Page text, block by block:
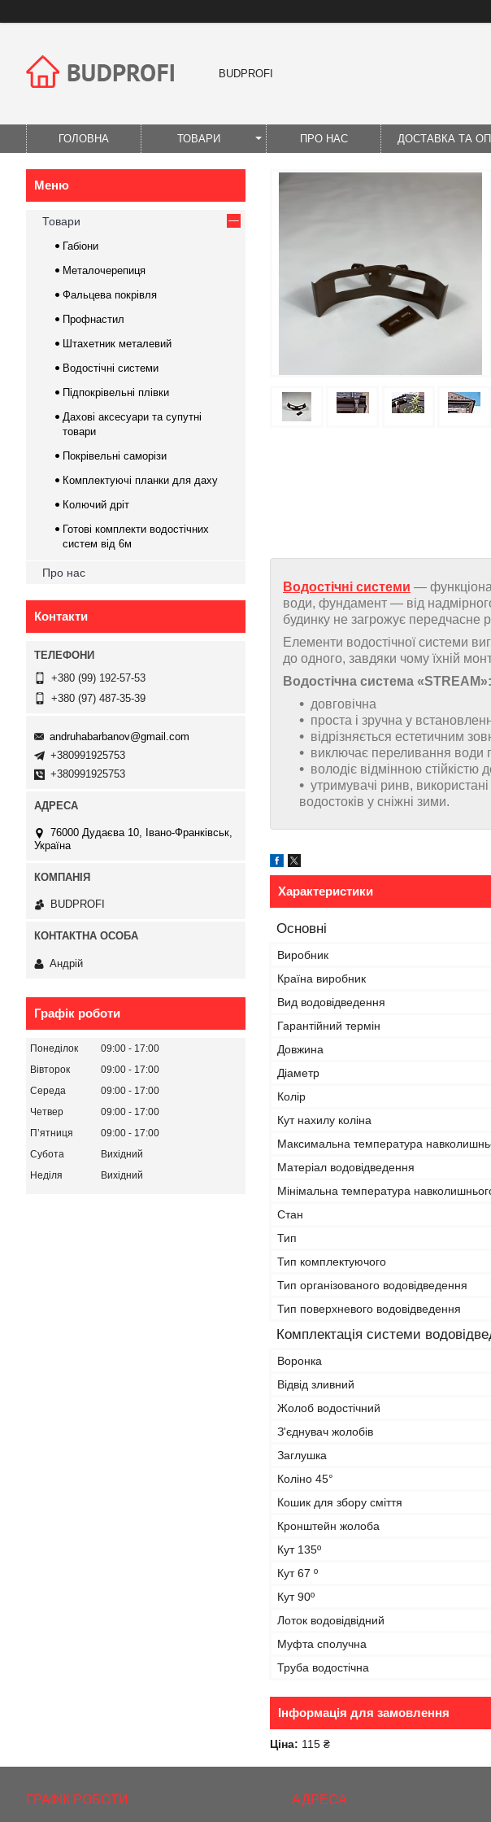
BUDPROFI
ГОЛОВНА ТОВАРИ ПРО НАС ДОСТАВКА ТА
Водостічні системи —
води, фундамент — від
будинку не загрожує передчасне
Елементи водостічної системи
до одного, завдяки чому їхній
Водостічна система «STREAM»:
довговічна
проста і зручна у
відрізняється естетичним
виключає переливання води
володіє відмінною стійкістю
утримувачі ринв,
водостоків у сніжні зими.
Характеристики
Основні
Виробник
Країна виробник
Вид водовідведення
Гарантійний термін
Довжина
Діаметр
Колір
Кут нахилу коліна
Максимальна температура
Матеріал водовідведення
Мінімальна температура
Стан
Тип
Тип комплектуючого
Тип організованого водовідведення
Тип поверхневого водовідведення
Комплектація системи
Воронка
Відвід зливний
Жолоб водостічний
З'єднувач жолобів
Заглушка
Коліно 45°
Кошик для збору сміття
Кронштейн жолоба
Кут 135º
Кут 67 º
Кут 90º
Лоток водовідвідний
Муфта сполучна
Труба водостічна
Інформація для замовлення
Ціна: 115 ₴
Товари
Габіони
Металочерепиця
Фальцева покрівля
Профнастил
Штахетник металевий
Водостічні системи
Підпокрівельні плівки
Дахові аксесуари та супутні
товари
Покрівельні саморізи
Комплектуючі планки для даху
Колючий дріт
Готові комплекти водостічних
систем від 6м
Про нас
Контакти
+380 (99) 192-57-53
+380 (97) 487-35-39
andruhabarbanov@gmail.com
+380991925753
+380991925753
76000 Дудаєва 10, Івано-Франківськ,
Україна
BUDPROFI
Андрій
Графік роботи
Понеділок 09:00
17:00
Вівторок
09:00
17:00
Середа
09:00
17:00
Четвер
09:00
17:00
Пʼятниця
09:00
17:00
Субота
Вихідний
Неділя
Вихідний
ГРАФІК РОБОТИ